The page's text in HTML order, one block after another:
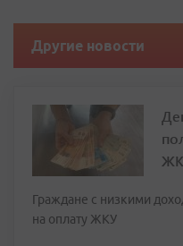
Другие новости
Граждане с низкими
на оплату ЖКУ